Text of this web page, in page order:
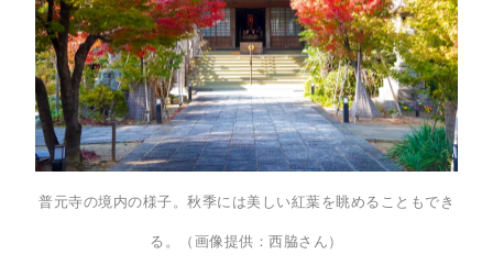
普元寺の境内の様子。秋季には美しい紅葉を眺めることもでき
る。（画像提供：西脇さん）